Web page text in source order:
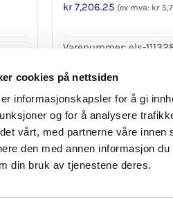
cookies på nettsiden
informasjonskapsler for å gi
og for å analysere
vårt, med partnerne våre
den med annen informasjon
din bruk av tjenestene deres.
kr7,206.25 (ex mva: kr
Varenummer: els-